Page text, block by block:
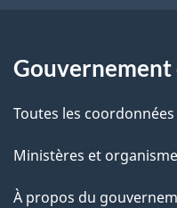
Gouvernement
Toutes les coordonnées
Ministères et
À propos du